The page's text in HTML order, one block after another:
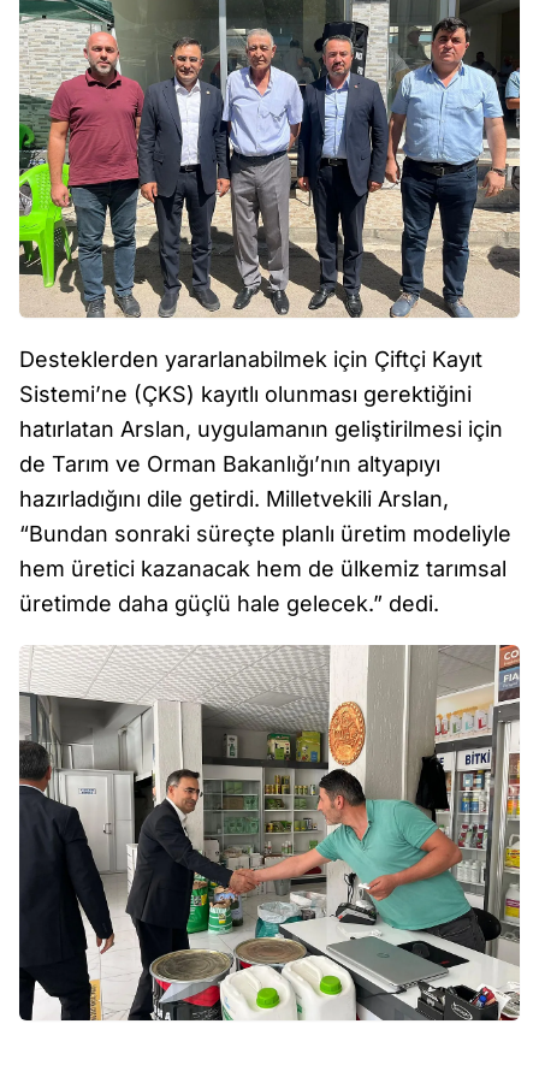
Desteklerden yararlanabilmek için Çiftçi Kayıt
Sistemi’ne (ÇKS) kayıtlı olunması gerektiğini
hatırlatan Arslan, uygulamanın geliştirilmesi için
de Tarım ve Orman Bakanlığı’nın altyapıyı
hazırladığını dile getirdi. Milletvekili Arslan,
“Bundan sonraki süreçte planlı üretim modeliyle
hem üretici kazanacak hem de ülkemiz tarımsal
üretimde daha güçlü hale gelecek.” dedi.